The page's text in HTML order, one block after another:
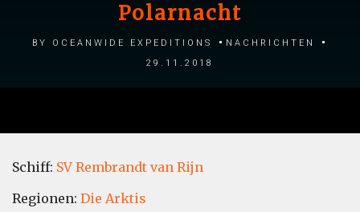
Polarnacht
by Oceanwide Expeditions
Nachrichten
29.11.2018
Schiff: SV Rembrandt van Rijn
Regionen: Die Arktis